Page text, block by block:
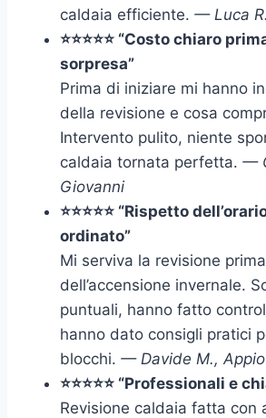
caldaia efficiente. — Luca
⭐⭐⭐⭐⭐ “Costo chiaro
sorpresa”
Prima di iniziare mi hanno
della revisione e cosa
Intervento pulito, niente
caldaia tornata perfetta. —
Giovanni
⭐⭐⭐⭐⭐ “Rispetto
ordinato”
Mi serviva la revisione prima
dell’accensione invernale.
puntuali, hanno fatto
hanno dato consigli pratici
blocchi. — Davide M.,
⭐⭐⭐⭐⭐ “Professionali e
Revisione caldaia fatta con